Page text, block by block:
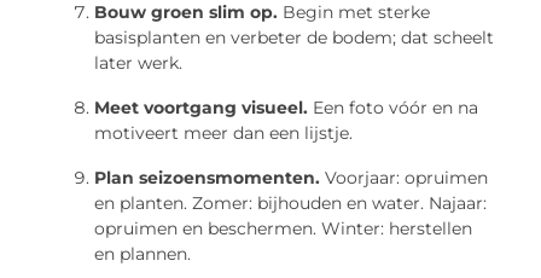
Bouw groen slim op. Begin met sterke
basisplanten en verbeter de bodem; dat scheelt
later werk.
Meet voortgang visueel. Een foto vóór en na
motiveert meer dan een lijstje.
Plan seizoensmomenten. Voorjaar: opruimen
en planten. Zomer: bijhouden en water. Najaar:
opruimen en beschermen. Winter: herstellen
en plannen.